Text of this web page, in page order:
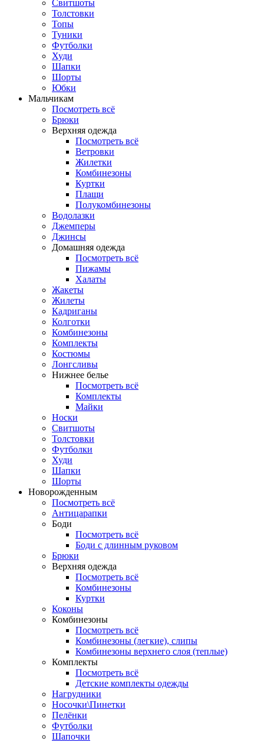
Свитшоты
Толстовки
Топы
Туники
Футболки
Худи
Шапки
Шорты
Юбки
Мальчикам
Посмотреть всё
Брюки
Верхняя одежда
Посмотреть всё
Ветровки
Жилетки
Комбинезоны
Куртки
Плащи
Полукомбинезоны
Водолазки
Джемперы
Джинсы
Домашняя одежда
Посмотреть всё
Пижамы
Халаты
Жакеты
Жилеты
Кадриганы
Колготки
Комбинезоны
Комплекты
Костюмы
Лонгсливы
Нижнее белье
Посмотреть всё
Комплекты
Майки
Носки
Свитшоты
Толстовки
Футболки
Худи
Шапки
Шорты
Новорожденным
Посмотреть всё
Антицарапки
Боди
Посмотреть всё
Боди с длинным руковом
Брюки
Верхняя одежда
Посмотреть всё
Комбинезоны
Куртки
Коконы
Комбинезоны
Посмотреть всё
Комбинезоны (легкие), слипы
Комбинезоны верхнего слоя (теплые)
Комплекты
Посмотреть всё
Детские комплекты одежды
Нагрудники
Носочки\Пинетки
Пелёнки
Футболки
Шапочки